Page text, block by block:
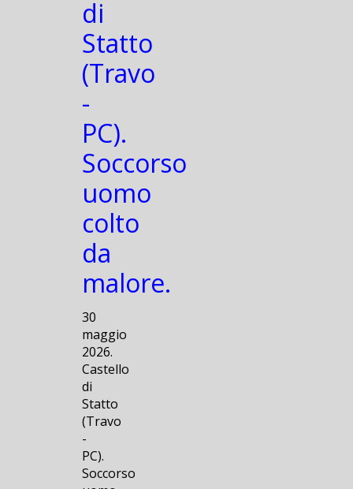
di
Statto
(Travo
-
PC).
Soccorso
uomo
colto
da
malore.
30
maggio
2026.
Castello
di
Statto
(Travo
-
PC).
Soccorso